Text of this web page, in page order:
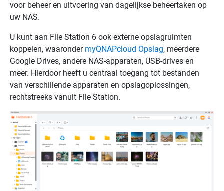
voor beheer en uitvoering van dagelijkse beheertaken op
uw NAS.
U kunt aan File Station 6 ook externe opslagruimten
koppelen, waaronder myQNAPcloud Opslag, meerdere
Google Drives, andere NAS-apparaten, USB-drives en
meer. Hierdoor heeft u centraal toegang tot bestanden
van verschillende apparaten en opslagoplossingen,
rechtstreeks vanuit File Station.